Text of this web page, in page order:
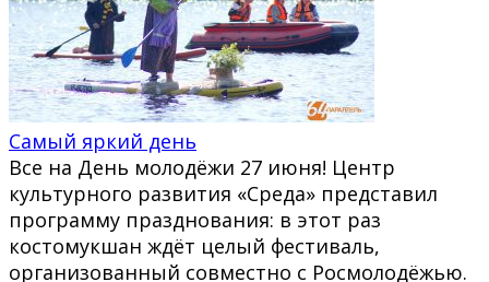
Самый яркий день
Все на День молодёжи 27 июня! Центр
культурного развития «Среда» представил
программу празднования: в этот раз
костомукшан ждёт целый фестиваль,
организованный совместно с Росмолодёжью.